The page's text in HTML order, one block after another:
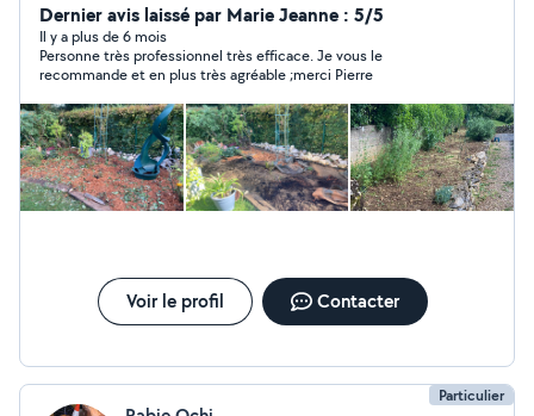
Nettoyage de vitres - Nettoyage canapés, matelas ,
tapis,moquette(shampouineuse professionnelle) -
Nettoyage de logement pour vente ou avant location -
Nettoyage de fin de chantier ( secteur BOURGOGNE
FRANCHE COMTÉ) - Nettoyage de terrasses - autres : j
étudie toute proposition
Dernier avis laissé par Marie Jeanne : 5/5
Il y a plus de 6 mois
Personne très professionnel très efficace. Je vous le
recommande et en plus très agréable ;merci Pierre
Voir le profil Contacter
Particulier